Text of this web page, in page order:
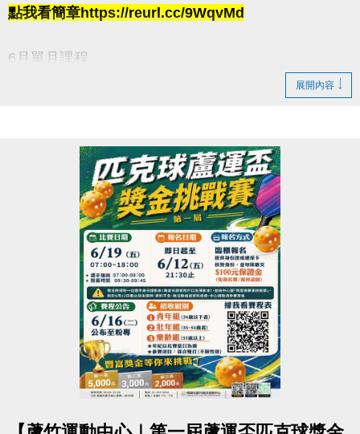
連絡資訊
-官網 :
https://www.lzsports.com.tw/zh_TW/news/pageID/1/
點我看簡章https://reurl.cc/9WqvMd
6月單月課程
▶ 課程臨櫃報名，【NEW】課程可使用APP報名。
▶ 上課請穿著運動服裝，並攜帶毛巾、水。
▶ 有氧、瑜珈、飛輪需年滿15歲；懸吊、空瑜需年滿
▶ 若因人數不足無法開班，將於開課前通知，並請持
原信用卡、繳費憑證及發票至本中心辦理退費。
-洽詢專線：03-2639066 #112
-官網 :
https://www.lzsports.com.tw/zh_TW/news/pageID/1/
-FB : 桃園市蘆竹國民運動中心
-IG : @luzhusports
展開內容